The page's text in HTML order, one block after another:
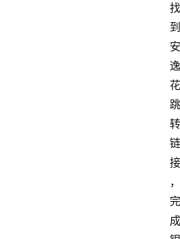
找
到
安
逸
花
跳
转
链
接
，
完
成